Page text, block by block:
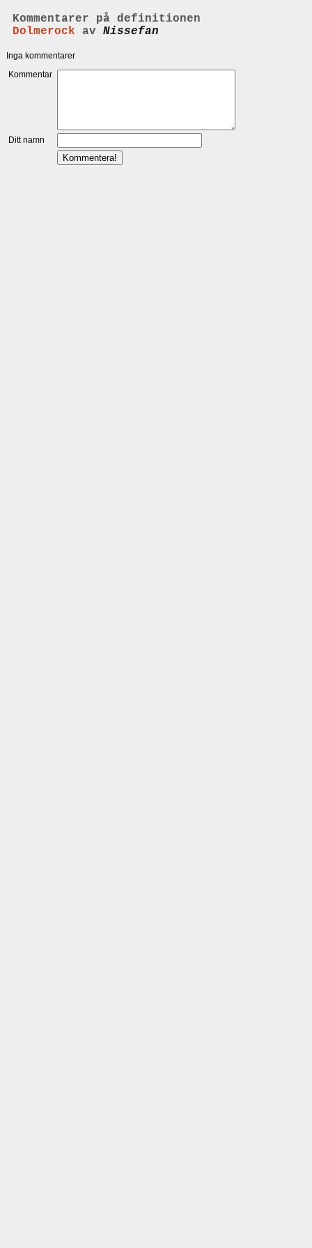
Kommentarer på definitionen
Dolmerock av Nissefan
Inga kommentarer
Kommentar
Ditt namn